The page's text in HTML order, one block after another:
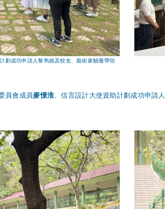
劃成功申請人黎雋維及校友、藝術家貓珊帶領
員會成員麥憬淮、信言設計大使資助計劃成功申請人